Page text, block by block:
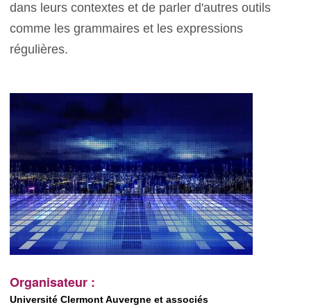
dans leurs contextes et de parler d'autres outils
comme les grammaires et les expressions
régulières.
Organisateur :
Université Clermont Auvergne et associés